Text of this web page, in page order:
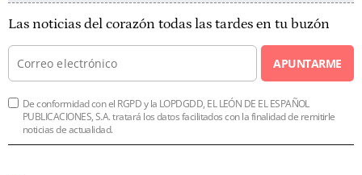
Las noticias del corazón todas las tardes en tu buzón
APUNTARME
De conformidad con el RGPD y la LOPDGDD, EL LEÓN DE EL ESPAÑOL
PUBLICACIONES, S.A. tratará los datos facilitados con la finalidad de remitirle
noticias de actualidad.